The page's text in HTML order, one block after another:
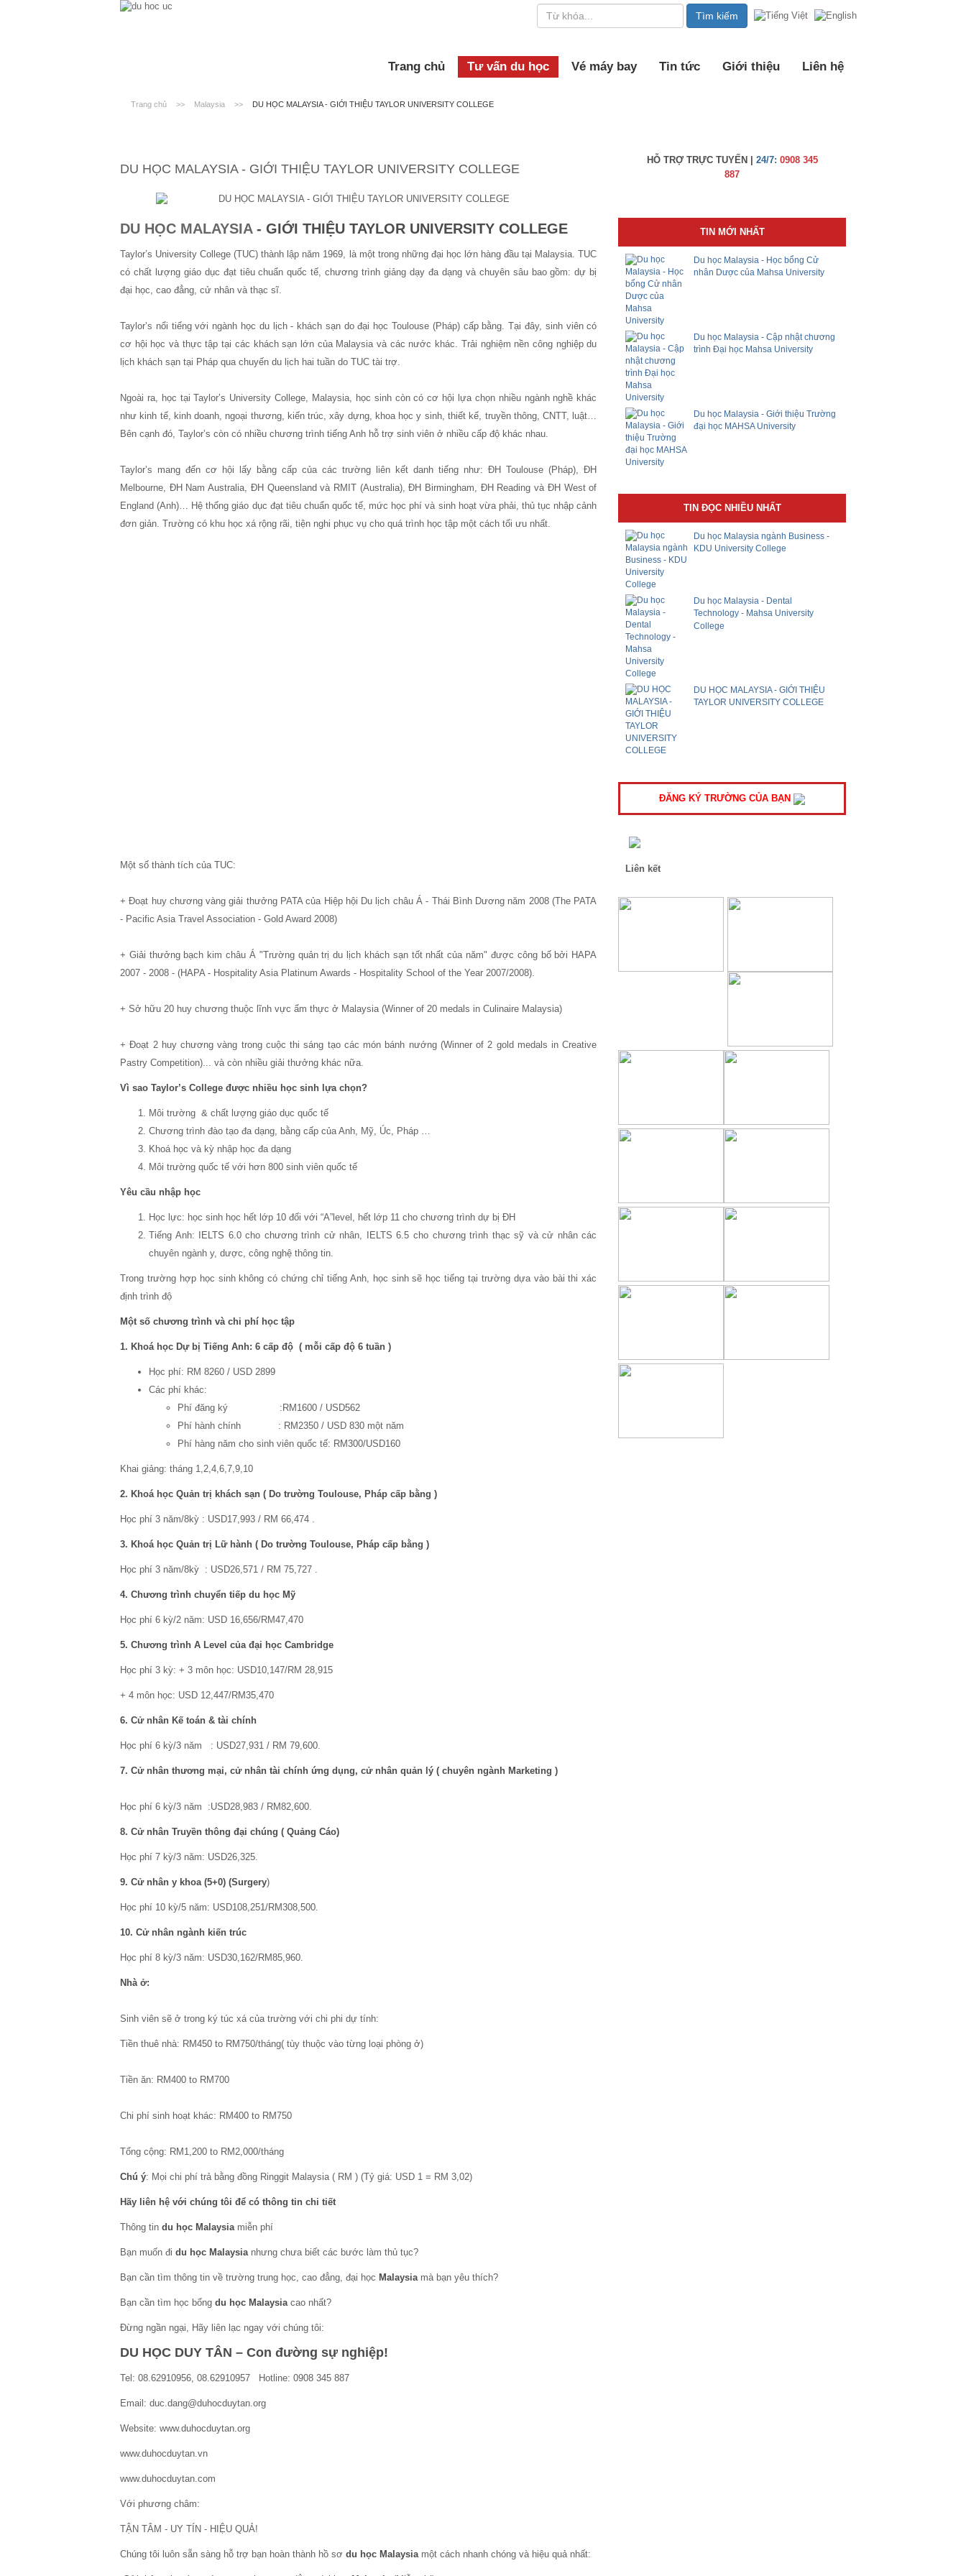
Trang chủ Tư vấn du học Vé máy bay Tin tức Giới thiệu Liên hệ
Trang chủ >> Malaysia >> DU HỌC MALAYSIA - GIỚI THIỆU TAYLOR UNIVERSITY COLLEGE
DU HỌC MALAYSIA - GIỚI THIỆU TAYLOR UNIVERSITY COLLEGE
DU HỌC MALAYSIA- GIỚI THIỆU TAYLOR UNIVERSITY COLLEGE
Taylor’s University College (TUC) thành lập năm 1969, là một trong những đại học lớn hàng đầu tại Malaysia. TUC
có chất lượng giáo dục đạt tiêu chuẩn quốc tế, chương trình giảng dạy đa dạng và chuyên sâu bao gồm: dự bị
đại học, cao đẳng, cử nhân và thạc sĩ.
Taylor’s nổi tiếng với ngành học du lịch - khách sạn do đại học Toulouse (Pháp) cấp bằng. Tại đây, sinh viên có
cơ hội học và thực tập tại các khách sạn lớn của Malaysia và các nước khác. Trải nghiệm nền công nghiệp du
lịch khách sạn tại Pháp qua chuyến du lịch hai tuần do TUC tài trợ.
Ngoài ra, học tại Taylor’s University College, Malaysia, học sinh còn có cơ hội lựa chọn nhiều ngành nghề khác
như kinh tế, kinh doanh, ngoại thương, kiến trúc, xây dựng, khoa học y sinh, thiết kế, truyền thông, CNTT, luật…
Bên cạnh đó, Taylor’s còn có nhiều chương trình tiếng Anh hỗ trợ sinh viên ở nhiều cấp độ khác nhau.
Taylor’s mang đến cơ hội lấy bằng cấp của các trường liên kết danh tiếng như: ĐH Toulouse (Pháp), ĐH
Melbourne, ĐH Nam Australia, ĐH Queensland và RMIT (Australia), ĐH Birmingham, ĐH Reading và ĐH West of
England (Anh)… Hệ thống giáo dục đạt tiêu chuẩn quốc tế, mức học phí và sinh hoạt vừa phải, thủ tục nhập cảnh
đơn giản. Trường có khu học xá rộng rãi, tiện nghi phục vụ cho quá trình học tập một cách tối ưu nhất.
Một số thành tích của TUC:
+ Đoạt huy chương vàng giải thưởng PATA của Hiệp hội Du lịch châu Á - Thái Bình Dương năm 2008 (The PATA
- Pacific Asia Travel Association - Gold Award 2008)
+ Giải thưởng bạch kim châu Á "Trường quản trị du lịch khách sạn tốt nhất của năm" được công bố bởi HAPA
2007 - 2008 - (HAPA - Hospitality Asia Platinum Awards - Hospitality School of the Year 2007/2008).
+ Sở hữu 20 huy chương thuộc lĩnh vực ẩm thực ở Malaysia (Winner of 20 medals in Culinaire Malaysia)
+ Đoạt 2 huy chương vàng trong cuộc thi sáng tạo các món bánh nướng (Winner of 2 gold medals in Creative
Pastry Competition)... và còn nhiều giải thưởng khác nữa.
Vì sao Taylor’s College được nhiều học sinh lựa chọn?
Môi trường & chất lượng giáo dục quốc tế
Chương trình đào tạo đa dạng, bằng cấp của Anh, Mỹ, Úc, Pháp …
Khoá học và kỳ nhập học đa dạng
Môi trường quốc tế với hơn 800 sinh viên quốc tế
Yêu cầu nhập học
Học lực: học sinh học hết lớp 10 đối với “A”level, hết lớp 11 cho chương trình dự bị ĐH
Tiếng Anh: IELTS 6.0 cho chương trình cử nhân, IELTS 6.5 cho chương trình thạc sỹ và cử nhân các
chuyên ngành y, dược, công nghệ thông tin.
Trong trường hợp học sinh không có chứng chỉ tiếng Anh, học sinh sẽ học tiếng tại trường dựa vào bài thi xác
định trình độ
Một số chương trình và chi phí học tập
1. Khoá học Dự bị Tiếng Anh: 6 cấp độ ( mỗi cấp độ 6 tuần )
Học phí: RM 8260 / USD 2899
Các phí khác:
Phí đăng ký :RM1600 / USD562
Phí hành chính : RM2350 / USD 830 một năm
Phí hàng năm cho sinh viên quốc tế: RM300/USD160
Khai giảng: tháng 1,2,4,6,7,9,10
2. Khoá học Quản trị khách sạn ( Do trường Toulouse, Pháp cấp bằng )
Học phí 3 năm/8kỳ : USD17,993 / RM 66,474 .
3. Khoá học Quản trị Lữ hành ( Do trường Toulouse, Pháp cấp bằng )
Học phí 3 năm/8kỳ : USD26,571 / RM 75,727 .
4. Chương trình chuyển tiếp du học Mỹ
Học phí 6 kỳ/2 năm: USD 16,656/RM47,470
5. Chương trình A Level của đại học Cambridge
Học phí 3 kỳ: + 3 môn học: USD10,147/RM 28,915
+ 4 môn học: USD 12,447/RM35,470
6. Cử nhân Kế toán & tài chính
Học phí 6 kỳ/3 năm : USD27,931 / RM 79,600.
7. Cử nhân thương mại, cử nhân tài chính ứng dụng, cử nhân quản lý ( chuyên ngành Marketing )
Học phí 6 kỳ/3 năm :USD28,983 / RM82,600.
8. Cử nhân Truyền thông đại chúng ( Quảng Cáo)
Học phí 7 kỳ/3 năm: USD26,325.
9. Cử nhân y khoa (5+0) (Surgery)
Học phí 10 kỳ/5 năm: USD108,251/RM308,500.
10. Cử nhân ngành kiến trúc
Học phí 8 kỳ/3 năm: USD30,162/RM85,960.
Nhà ở:
Sinh viên sẽ ở trong ký túc xá của trường với chi phi dự tính:
Tiền thuê nhà: RM450 to RM750/tháng( tùy thuộc vào từng loại phòng ở)
Tiền ăn: RM400 to RM700
Chi phí sinh hoạt khác: RM400 to RM750
Tổng cộng: RM1,200 to RM2,000/tháng
Chú ý: Mọi chi phí trả bằng đồng Ringgit Malaysia ( RM ) (Tỷ giá: USD 1 = RM 3,02)
Hãy liên hệ với chúng tôi để có thông tin chi tiết
Thông tin du học Malaysiamiễn phí
Bạn muốn đi du học Malaysianhưng chưa biết các bước làm thủ tục?
Bạn cần tìm thông tin về trường trung học, cao đẳng, đại học Malaysiamà bạn yêu thích?
Bạn cần tìm học bổng du học Malaysiacao nhất?
Đừng ngần ngại, Hãy liên lạc ngay với chúng tôi:
DU HỌC DUY TÂN – Con đường sự nghiệp!
Tel: 08.62910956, 08.62910957 Hotline: 0908 345 887
Email: duc.dang@duhocduytan.org
Website: www.duhocduytan.org
www.duhocduytan.vn
www.duhocduytan.com
Với phương châm:
TẬN TÂM - UY TÍN - HIỆU QUẢ!
Chúng tôi luôn sẵn sàng hỗ trợ bạn hoàn thành hồ sơ du học Malaysiamột cách nhanh chóng và hiệu quả nhất:
HỖ TRỢ TRỰC TUYẾN | 24/7: 0908 345
887
TIN MỚI NHẤT
Du học Malaysia - Học bổng Cử
nhân Dược của Mahsa University
Du học Malaysia - Cập nhật chương
trình Đại học Mahsa University
Du học Malaysia - Giới thiệu Trường
đại học MAHSA University
TIN ĐỌC NHIỀU NHẤT
Du học Malaysia ngành Business -
KDU University College
Du học Malaysia - Dental
Technology - Mahsa University
College
DU HỌC MALAYSIA - GIỚI THIỆU
TAYLOR UNIVERSITY COLLEGE
ĐĂNG KÝ TRƯỜNG CỦA BẠN
Liên kết